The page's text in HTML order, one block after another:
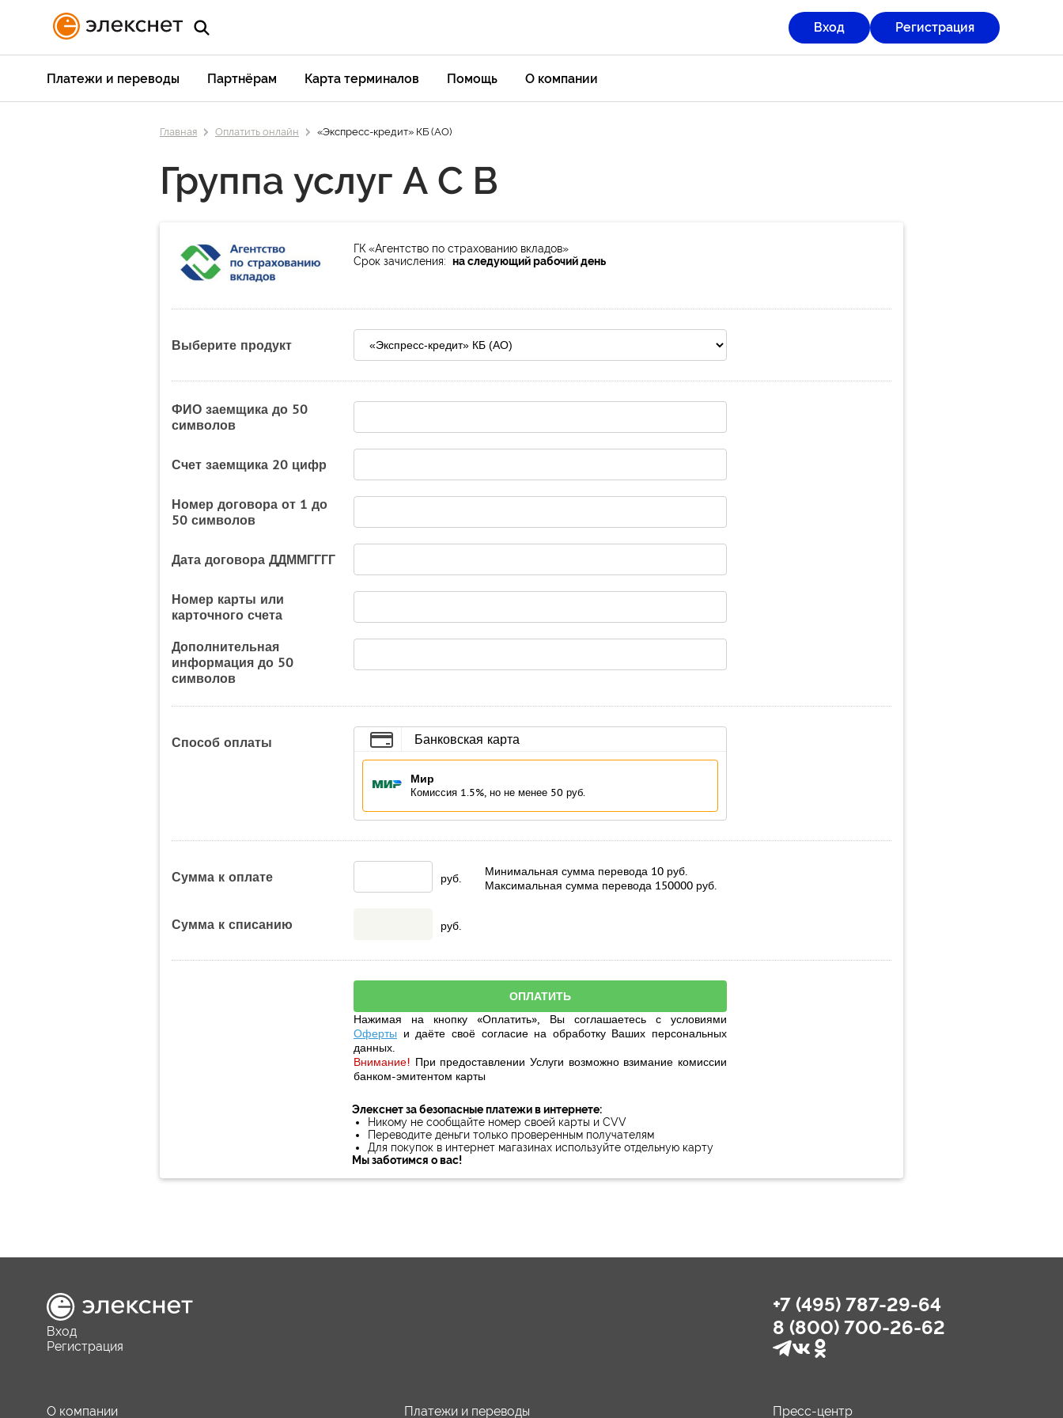
Вход Регистрация
Платежи и переводы Партнёрам Карта терминалов Помощь О компании
Главная Оплатить онлайн «Экспресс-кредит» КБ (АО)
Группа услуг А С В
ГК «Агентство по страхованию вкладов»
Срок зачисления: на следующий рабочий день
Выберите продукт
ФИО заемщика до 50
символов
Счет заемщика 20 цифр
Номер договора от 1 до
50 символов
Дата договора ДДММГГГГ
Номер карты или
карточного счета
Дополнительная
информация до 50
символов
Способ оплаты Банковская карта
Мир
Комиссия 1.5%, но не менее 50 руб.
Сумма к оплате руб. Минимальная сумма перевода 10 руб.
Максимальная сумма перевода 150000 руб.
Сумма к списанию руб.
Нажимая на кнопку «Оплатить», Вы соглашаетесь с условиями
Оферты и даёте своё согласиена обработку Ваших персональных
данных.
Внимание! При предоставлении Услуги возможно взимание комиссии
банком-эмитентом карты
Элекснет за безопасные платежи в интернете:
Никому не сообщайте номер своей карты и CVV
Переводите деньги только проверенным получателям
Для покупок в интернет магазинах используйте отдельную карту
Мы заботимся о вас!
Вход
Регистрация
О компании Платежи и переводы Пресс-центр
+7 (495) 787-29-64
8 (800) 700-26-62